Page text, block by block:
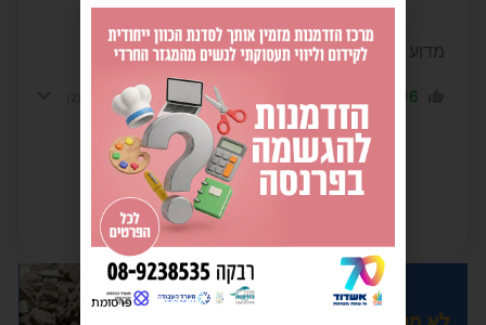
1 שנה לפני
מדוע לא נוטרל
16 הגב לתגובה הצג תשובות
פרסומת